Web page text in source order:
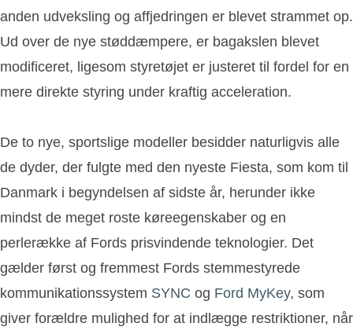
anden udveksling og affjedringen er blevet strammet op.
Ud over de nye støddæmpere, er bagakslen blevet
modificeret, ligesom styretøjet er justeret til fordel for en
mere direkte styring under kraftig acceleration.
De to nye, sportslige modeller besidder naturligvis alle
de dyder, der fulgte med den nyeste Fiesta, som kom til
Danmark i begyndelsen af sidste år, herunder ikke
mindst de meget roste køreegenskaber og en
perlerække af Fords prisvindende teknologier. Det
gælder først og fremmest Fords stemmestyrede
kommunikationssystem SYNC og Ford MyKey, som
giver forældre mulighed for at indlægge restriktioner, når